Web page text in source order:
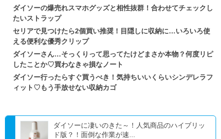
ダイソーの爆売れスマホグッズと相性抜群！合わせてチェックし
たいストラップ
セリアで見つけたら2個買い推奨！目隠しに収納に…いろいろ使
える便利な優秀クリップ
ダイソーさん…そっくりって思ってたけどまさか本物？何度リピ
したことか♡買わなきゃ損なノート
ダイソー行ったらすぐ買うべき！気持ちいいくらいシンデレラフ
ィット♡もう手放せない収納カゴ
ダイソーに凄いのきた～！人気商品のハイブリッ
ド版？！面倒な作業が速...